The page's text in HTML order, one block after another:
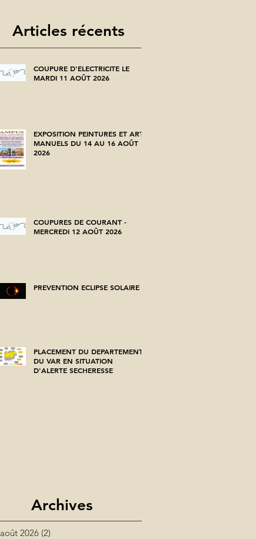
Articles récents
COUPURE D'ELECTRICITE LE
MARDI 11 AOÛT 2026
EXPOSITION PEINTURES ET ARTS
MANUELS DU 14 AU 16 AOÛT
2026
COUPURES DE COURANT -
MERCREDI 12 AOÛT 2026
PREVENTION ECLIPSE SOLAIRE
PLACEMENT DU DEPARTEMENT
DU VAR EN SITUATION
D'ALERTE SECHERESSE
Archives
août 2026 (2)